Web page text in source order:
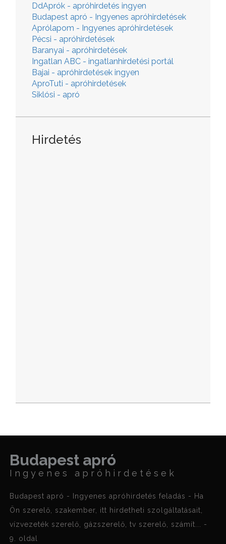
DdAprók - apróhirdetés ingyen
Budapest apró - Ingyenes apróhirdetések
Aprólapom - Ingyenes apróhirdetések
Pécsi - apróhirdetések
Baranyai - apróhirdetések
Ingatlan ABC - ingatlanhirdetési portál
Bajai - apróhirdetések ingyen
AproTuti - apróhirdetések
Siklósi - apró
Hirdetés
Budapest apró
Ingyenes apróhirdetések
Budapest apró - Ingyenes apróhirdetés feladás - Ha
Ön szerelő, szakember, itt hirdetheti szolgáltatásait,
vízvezeték szerelő, gázszerelő, tv szerelő, számít... -
9. oldal